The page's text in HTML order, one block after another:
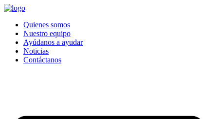
Quienes somos
Nuestro equipo
Ayúdanos a ayudar
Noticias
Contáctanos